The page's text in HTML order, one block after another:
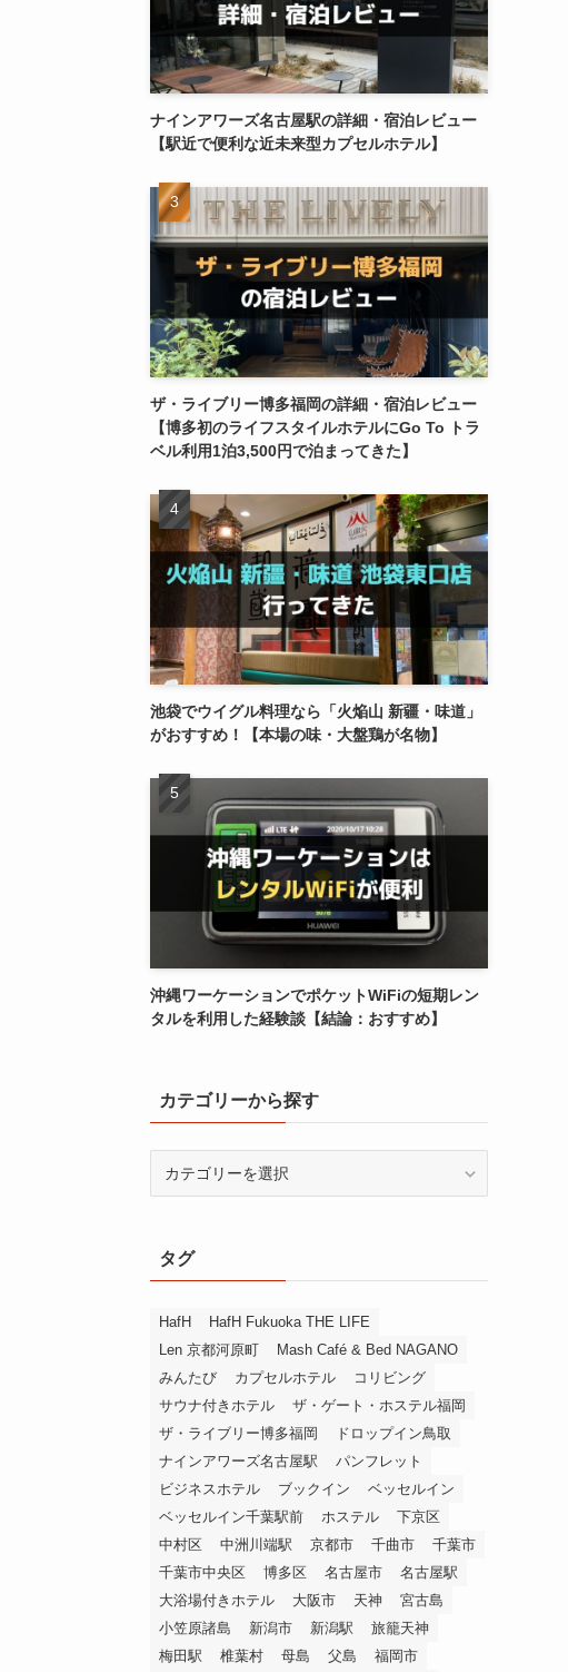
ナインアワーズ名古屋駅の詳細・宿泊レビュー
【駅近で便利な近未来型カプセルホテル】
ザ・ライブリー博多福岡の詳細・宿泊レビュー
【博多初のライフスタイルホテルにGo To トラ
ベル利用1泊3,500円で泊まってきた】
池袋でウイグル料理なら「火焔山 新疆・味道」
がおすすめ！【本場の味・大盤鶏が名物】
沖縄ワーケーションでポケットWiFiの短期レン
タルを利用した経験談【結論：おすすめ】
カテゴリーから探す
ー
か
探
す
タグ
HafH
HafH Fukuoka THE LIFE
Len 京都河原町
Mash Café & Bed NAGANO
みんたび
カプセルホテル
コリビング
サウナ付きホテル
ザ・ゲート・ホステル福岡
ザ・ライブリー博多福岡
ドロップイン鳥取
ナインアワーズ名古屋駅
パンフレット
ビジネスホテル
ブックイン
ベッセルイン
ベッセルイン千葉駅前
ホステル
下京区
中村区
中洲川端駅 京都市 千曲市
千葉市
千葉市中央区
博多区 名古屋市
名古屋駅
大浴場付きホテル
大阪市 天神
宮古島
小笠原諸島
新潟市 新潟駅
旅籠天神
梅田駅
椎葉村 母島 父島 福岡市